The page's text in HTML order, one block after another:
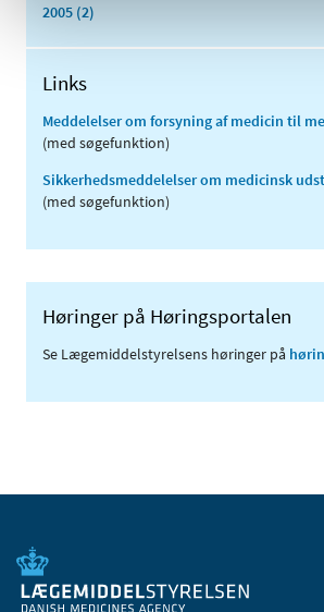
2005 (2)
Links
Meddelelser om forsyning af medicin til
(med søgefunktion)
Sikkerhedsmeddelelser om medicinsk
(med søgefunktion)
Høringer på Høringsportalen
Se Lægemiddelstyrelsens høringer på